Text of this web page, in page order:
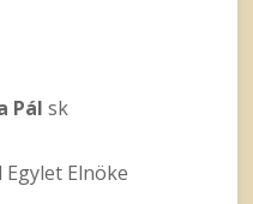
Pál sk
Egylet Elnöke